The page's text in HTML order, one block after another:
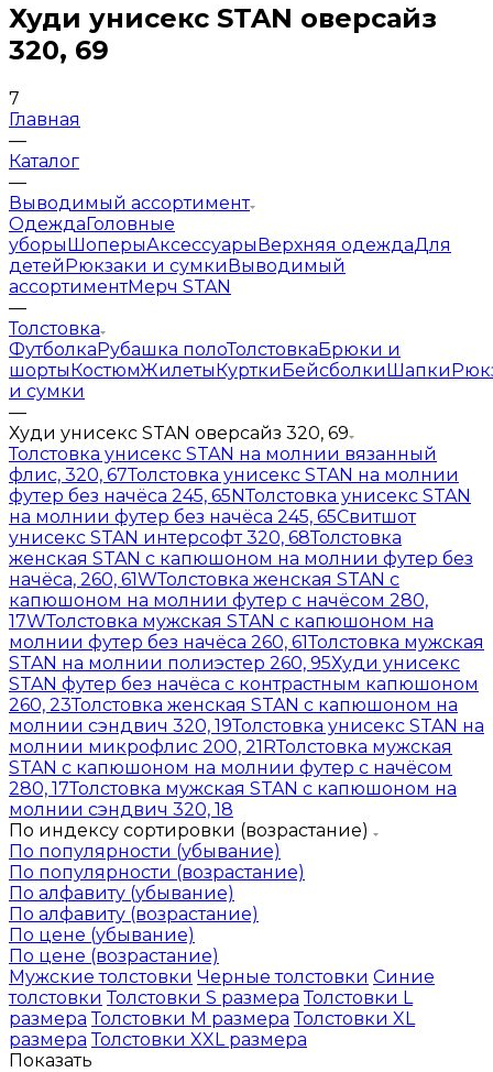
Худи унисекс STAN оверсайз
320, 69
7
Главная
—
Каталог
—
Выводимый ассортимент
ОдеждаГоловные
уборыШоперыАксессуарыВерхняя одеждаДля
детейРюкзаки и сумкиВыводимый
ассортиментМерч STAN
—
Толстовка
ФутболкаРубашка полоТолстовкаБрюки и
шортыКостюмЖилетыКурткиБейсболкиШапки
и сумки
—
Худи унисекс STAN оверсайз 320, 69
Толстовка унисекс STAN на молнии вязанный
флис, 320, 67Толстовка унисекс STAN на молнии
футер без начёса 245, 65NТолстовка унисекс STAN
на молнии футер без начёса 245, 65Свитшот
унисекс STAN интерсофт 320, 68Толстовка
женская STAN с капюшоном на молнии футер без
начёса, 260, 61WТолстовка женская STAN с
капюшоном на молнии футер с начёсом 280,
17WТолстовка мужская STAN с капюшоном на
молнии футер без начёса 260, 61Толстовка мужская
STAN на молнии полиэстер 260, 95Худи унисекс
STAN футер без начёса с контрастным капюшоном
260, 23Толстовка женская STAN с капюшоном на
молнии сэндвич 320, 19Толстовка унисекс STAN на
молнии микрофлис 200, 21RТолстовка мужская
STAN с капюшоном на молнии футер с начёсом
280, 17Толстовка мужская STAN с капюшоном на
молнии сэндвич 320, 18
По индексу сортировки (возрастание)
По популярности (убывание)
По популярности (возрастание)
По алфавиту (убывание)
По алфавиту (возрастание)
По цене (убывание)
По цене (возрастание)
Мужские толстовки Черные толстовки Синие
толстовки Толстовки S размера Толстовки L
размера Толстовки M размера Толстовки XL
размера Толстовки XXL размера
Показать